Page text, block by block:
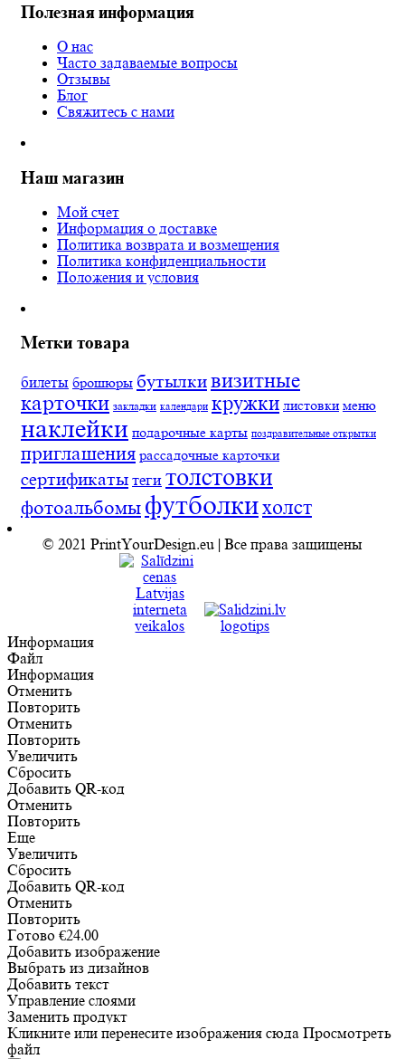
Полезная информация
О нас
Часто задаваемые вопросы
Отзывы
Блог
Свяжитесь с нами
Наш магазин
Мой счет
Информация о доставке
Политика возврата и возмещения
Политика конфиденциальности
Положения и условия
Метки товара
билеты брошюры бутылкивизитные
карточки закладки календари кружки листовки меню
наклейки подарочные карты поздравительные открытки
приглашения рассадочные карточки
сертификаты теги толстовки
фотоальбомы футболкихолст
© 2021 PrintYourDesign.eu | Все права защищены
Информация
Файл
Информация
Отменить
Повторить
Отменить
Повторить
Увеличить
Сбросить
Добавить QR-код
Отменить
Повторить
Еще
Увеличить
Сбросить
Добавить QR-код
Отменить
Повторить
Готово €24.00
Добавить изображение
Выбрать из дизайнов
Добавить текст
Управление слоями
Заменить продукт
Кликните или перенесите изображения сюда Просмотреть
файл